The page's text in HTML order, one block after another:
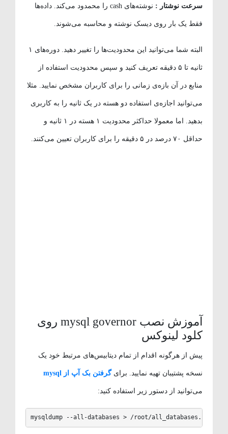
سرعت نوشتار : نوشته‌های cash را محمدود می‌کند. داده‌ها
فقط یک بار روی دیسک نوشته و محاسبه می‌شوند.
البته شما می‌توانید این محدودیت‌ها را تغییر دهید. دوره‌های ۱
ثانیه تا ۵ دقیقه تعریف کنید و سپس محدودیت استفاده از
منابع در آن بازه‌ی زمانی را برای کاربران مشخص نمایید. مثلا
می‌توانید اجازه‌ی استفاده دو هسته در یک ثانیه را به کاربری
بدهید. اما معمولا حداکثر محدودیت ۱ هسته در ۱ ثانیه و
حداقل ۷۰ درصد در ۵ دقیقه را برای کاربران تعیین می‌کنند.
آموزش نصب mysql governor روی
کلود لینوکس
پیش از هرگونه اقدام از تمام دیتابیس‌های مرتبط خود یک
نسخه پشتیبان تهیه نمایید. برای گرفتن بک آپ از mysql
می‌توانید از دستور زیر استفاده کنید:
mysqldump --all-databases > /root/all_databases.sql